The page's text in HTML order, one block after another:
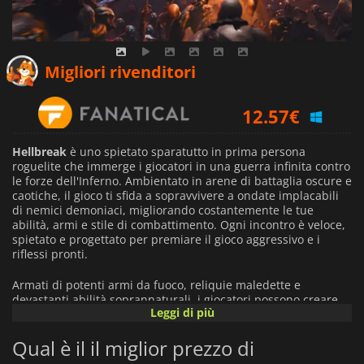
Migliori rivenditori
12.57€
14.79€
Hellbreak è uno spietato sparatutto in prima persona
roguelite che immerge i giocatori in una guerra infinita contro
le forze dell'Inferno. Ambientato in arene di battaglia oscure e
caotiche, il gioco ti sfida a sopravvivere a ondate implacabili
di nemici demoniaci, migliorando costantemente le tue
abilità, armi e stile di combattimento. Ogni incontro è veloce,
spietato e progettato per premiare il gioco aggressivo e i
riflessi pronti.
Armati di potenti armi da fuoco, reliquie maledette e
devastanti abilità soprannaturali, i giocatori possono creare
build di combattimento uniche su misura per il loro stile di
travolgente distruzione magica, ogni partita offre nuove
combinazioni di potenziamenti e abilità che cambiano
Leggi di più
Qual è il il miglior prezzo di